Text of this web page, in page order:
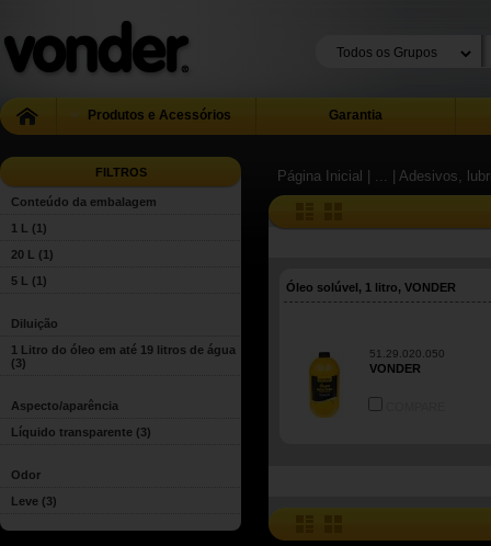
Produtos e Acessórios Garantia
FILTROS
Conteúdo da embalagem
1 L
(1)
20 L
(1)
5 L
(1)
Diluição
1 Litro do óleo em até 19 litros de água
(3)
Aspecto/aparência
Líquido transparente (3)
Odor
Leve (3)
Página Inicial | ... | Adesivos,
Óleo solúvel, 1 litro, VONDER
51.29.020.050
VONDER